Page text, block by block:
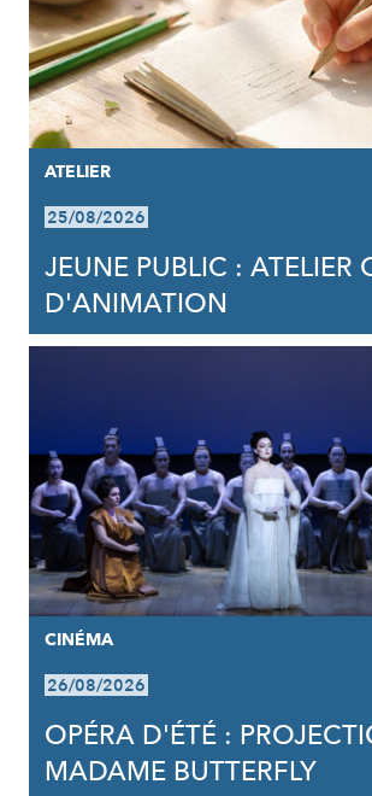
ATELIER
25/08/2026
JEUNE PUBLIC : ATELIER
D'ANIMATION
CINÉMA
26/08/2026
OPÉRA D'ÉTÉ :
MADAME BUTTERFLY